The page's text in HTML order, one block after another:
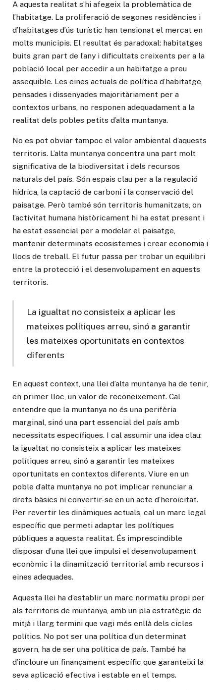
A aquesta realitat s’hi afegeix la problemàtica de
l’habitatge. La proliferació de segones residències i
d’habitatges d’ús turístic han tensionat el mercat en
molts municipis. El resultat és paradoxal: habitatges
buits gran part de l’any i dificultats creixents per a la
població local per accedir a un habitatge a preu
assequible. Les eines actuals de política d’habitatge,
pensades i dissenyades majoritàriament per a
contextos urbans, no responen adequadament a la
realitat dels pobles petits d’alta muntanya.
No es pot obviar tampoc el valor ambiental d’aquests
territoris. L’alta muntanya concentra una part molt
significativa de la biodiversitat i dels recursos
naturals del país. Són espais clau per a la regulació
hídrica, la captació de carboni i la conservació del
paisatge. Però també són territoris humanitzats, on
l’activitat humana històricament hi ha estat present i
ha estat essencial per a modelar el paisatge,
mantenir determinats ecosistemes i crear economia i
llocs de treball. El futur passa per trobar un equilibri
entre la protecció i el desenvolupament en aquests
territoris.
La igualtat no consisteix a aplicar les
mateixes polítiques arreu, sinó a garantir
les mateixes oportunitats en contextos
diferents
En aquest context, una llei d’alta muntanya ha de tenir,
en primer lloc, un valor de reconeixement. Cal
entendre que la muntanya no és una perifèria
marginal, sinó una part essencial del país amb
necessitats específiques. I cal assumir una idea clau:
la igualtat no consisteix a aplicar les mateixes
polítiques arreu, sinó a garantir les mateixes
oportunitats en contextos diferents. Viure en un
poble d’alta muntanya no pot implicar renunciar a
drets bàsics ni convertir-se en un acte d’heroïcitat.
Per revertir les dinàmiques actuals, cal un marc legal
específic que permeti adaptar les polítiques
públiques a aquesta realitat. És imprescindible
disposar d’una llei que impulsi el desenvolupament
econòmic i la dinamització territorial amb recursos i
eines adequades.
Aquesta llei ha d’establir un marc normatiu propi per
als territoris de muntanya, amb un pla estratègic de
mitjà i llarg termini que vagi més enllà dels cicles
polítics. No pot ser una política d’un determinat
govern, ha de ser una política de país. També ha
d’incloure un finançament específic que garanteixi la
seva aplicació efectiva i estable en el temps.